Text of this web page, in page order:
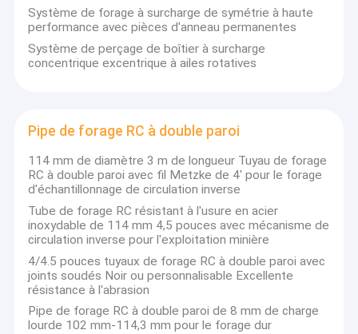
Maison
Visite d'usine
Contrôle de qualité
Contactez-nous
Nouvelles
Cas
Système de forage à surcharge de symétrie à haute
performance avec pièces d'anneau permanentes
Système de perçage de boîtier à surcharge
concentrique excentrique à ailes rotatives
Pipe de forage RC à double paroi
114 mm de diamètre 3 m de longueur Tuyau de forage
RC à double paroi avec fil Metzke de 4' pour le forage
d'échantillonnage de circulation inverse
Tube de forage RC résistant à l'usure en acier
inoxydable de 114 mm 4,5 pouces avec mécanisme de
circulation inverse pour l'exploitation minière
4/4.5 pouces tuyaux de forage RC à double paroi avec
joints soudés Noir ou personnalisable Excellente
résistance à l'abrasion
Pipe de forage RC à double paroi de 8 mm de charge
lourde 102 mm-114,3 mm pour le forage dur
fabricants et
préférentiels
d'outils de
forage en
roche de
haute
performance
marteaux et
broches DTH,
marteaux et
broches
RC,Système
marteaux
R32, R35,
ST58,
GT60,
Conception